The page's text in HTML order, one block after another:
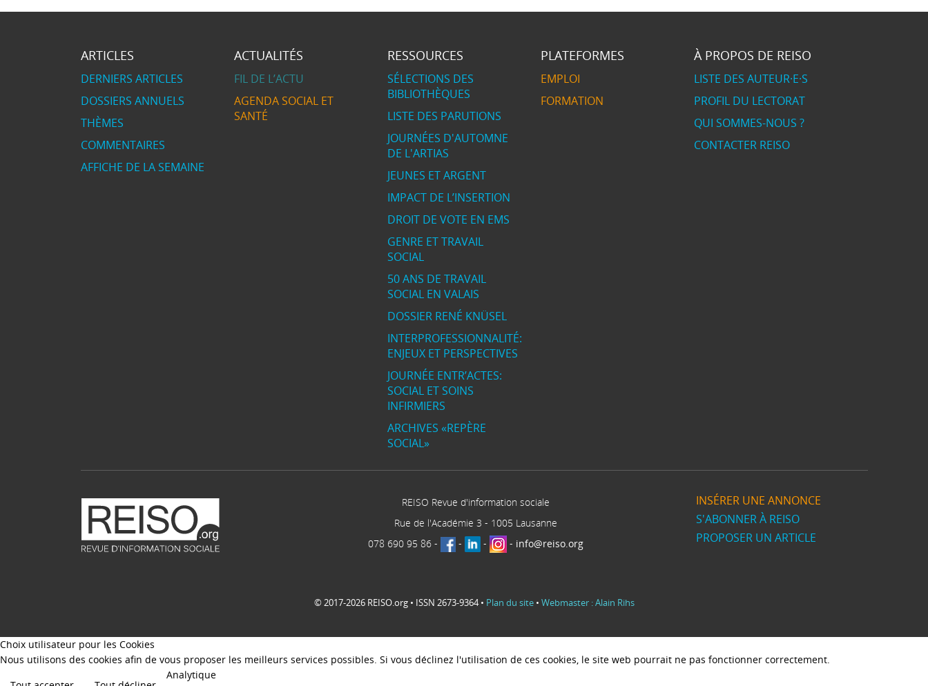
ARTICLES
DERNIERS ARTICLES
DOSSIERS ANNUELS
THÈMES
COMMENTAIRES
AFFICHE DE LA SEMAINE
ACTUALITÉS
FIL DE L’ACTU
AGENDA SOCIAL ET
SANTÉ
RESSOURCES
SÉLECTIONS DES
BIBLIOTHÈQUES
LISTE DES PARUTIONS
JOURNÉES D'AUTOMNE
DE L'ARTIAS
JEUNES ET ARGENT
IMPACT DE L’INSERTION
DROIT DE VOTE EN EMS
GENRE ET TRAVAIL
SOCIAL
50 ANS DE TRAVAIL
SOCIAL EN VALAIS
DOSSIER RENÉ KNÜSEL
INTERPROFESSIONNALITÉ:
ENJEUX ET PERSPECTIVES
JOURNÉE ENTR’ACTES:
SOCIAL ET SOINS
INFIRMIERS
ARCHIVES «REPÈRE
SOCIAL»
PLATEFORMES
EMPLOI
FORMATION
À PROPOS DE REISO
LISTE DES AUTEUR·E·S
PROFIL DU LECTORAT
QUI SOMMES-NOUS ?
CONTACTER REISO
REISO Revue d'information sociale
Rue de l'Académie 3 - 1005 Lausanne
078 690 95 86 - - - - info@reiso.org
INSÉRER UNE ANNONCE
S'ABONNER À REISO
PROPOSER UN ARTICLE
© 2017-2026 REISO.org • ISSN 2673-9364 • Plan du site • Webmaster : Alain Rihs
Choix utilisateur pour les Cookies
Nous utilisons des cookies afin de vous proposer les meilleurs services possibles. Si vous déclinez l'utilisation de ces cookies, le site web pourrait ne pas fonctionner correctement.
Analytique